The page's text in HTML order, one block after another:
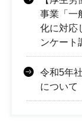
事業「一
化に対応
ンケート
令和5年
について